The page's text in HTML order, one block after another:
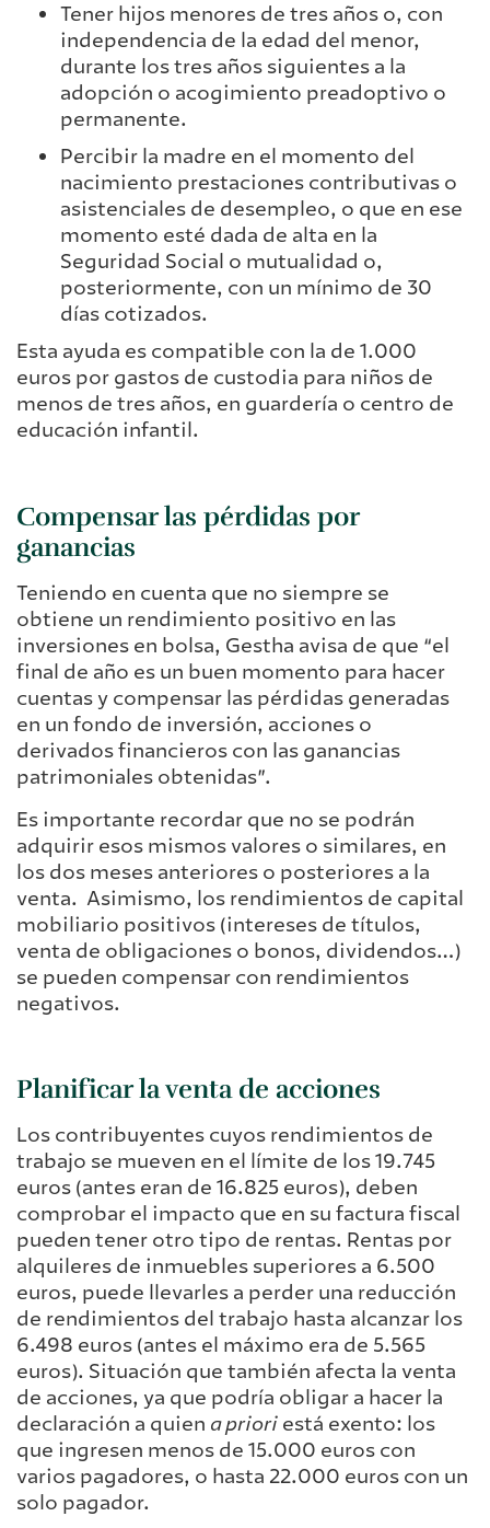
Tener hijos menores de tres años o, con
independencia de la edad del menor,
durante los tres años siguientes a la
adopción o acogimiento preadoptivo o
permanente.
Percibir la madre en el momento del
nacimiento prestaciones contributivas o
asistenciales de desempleo, o que en ese
momento esté dada de alta en la
Seguridad Social o mutualidad o,
posteriormente, con un mínimo de 30
días cotizados.
Esta ayuda es compatible con la de 1.000
euros por gastos de custodia para niños de
menos de tres años, en guardería o centro de
educación infantil.
Compensar las pérdidas por
ganancias
Teniendo en cuenta que no siempre se
obtiene un rendimiento positivo en las
inversiones en bolsa, Gestha avisa de que “el
final de año es un buen momento para hacer
cuentas y compensar las pérdidas generadas
en un fondo de inversión, acciones o
derivados financieros con las ganancias
patrimoniales obtenidas”.
Es importante recordar que no se podrán
adquirir esos mismos valores o similares, en
los dos meses anteriores o posteriores a la
venta. Asimismo, los rendimientos de capital
mobiliario positivos (intereses de títulos,
venta de obligaciones o bonos, dividendos…)
se pueden compensar con rendimientos
negativos.
Planificar la venta de acciones
Los contribuyentes cuyos rendimientos de
trabajo se mueven en el límite de los 19.745
euros (antes eran de 16.825 euros), deben
comprobar el impacto que en su factura fiscal
pueden tener otro tipo de rentas. Rentas por
alquileres de inmuebles superiores a 6.500
euros, puede llevarles a perder una reducción
de rendimientos del trabajo hasta alcanzar los
6.498 euros (antes el máximo era de 5.565
euros). Situación que también afecta la venta
de acciones, ya que podría obligar a hacer la
declaración a quien a priori está exento: los
que ingresen menos de 15.000 euros con
varios pagadores, o hasta 22.000 euros con un
solo pagador.